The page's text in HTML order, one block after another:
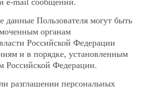
данные Пользователя могут быть
органам
Российской Федерации
и в порядке, установленным
Российской Федерации.
разглашении персональных